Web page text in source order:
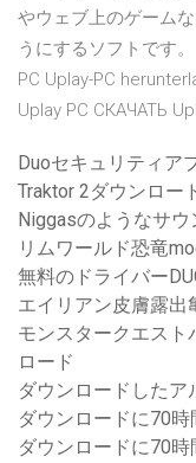
やウェブ上のゲーム
うにするソフトです
PC Uplay-PC
Uplay PC СКАЧАТЬ
Duoセキュリティア
Traktor 2ダウンロー
Niggasのようなサ
リムワールド恐竜
無料のドライバー
エイリアン皮膚露出
モンスタークエスト
ロード
ダウンロードしたア
ダウンロードに70
ダウンロードに70